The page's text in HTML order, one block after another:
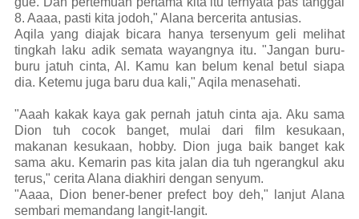
8. Aaaa, pasti kita jodoh," Alana bercerita antusias.
Aqila yang diajak bicara hanya tersenyum geli melihat
tingkah laku adik semata wayangnya itu. "Jangan buru-
buru jatuh cinta, Al. Kamu kan belum kenal betul siapa
dia. Ketemu juga baru dua kali," Aqila menasehati.
"Aaah kakak kaya gak pernah jatuh cinta aja. Aku sama
Dion tuh cocok banget, mulai dari film kesukaan,
makanan kesukaan, hobby. Dion juga baik banget kak
sama aku. Kemarin pas kita jalan dia tuh ngerangkul aku
terus," cerita Alana diakhiri dengan senyum.
"Aaaa, Dion bener-bener prefect boy deh," lanjut Alana
sembari memandang langit-langit.